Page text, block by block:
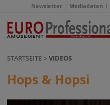
Newsletter Mediadaten
STARTSEITE VIDEOS
Hops & Hopsi